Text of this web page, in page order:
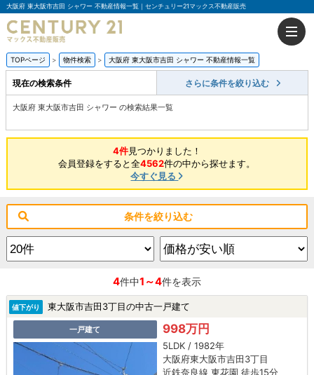
大阪府 東大阪市吉田 シャワー 不動産情報一覧｜センチュリー21マックス不動産販売
TOPページ 物件検索 大阪府 東大阪市吉田 シャワー 不動産情報一覧
現在の検索条件 さらに条件を絞り込む
大阪府 東大阪市吉田 シャワー の検索結果一覧
4件見つかりました！
会員登録をすると全4562件の中から探せます。
今すぐ見る
条件を絞り込む
4件中1～4件を表示
値下がり 東大阪市吉田3丁目の中古一戸建て
一戸建て 998万円
5LDK / 1982年
大阪府東大阪市吉田3丁目
近鉄奈良線 東花園 徒歩15分